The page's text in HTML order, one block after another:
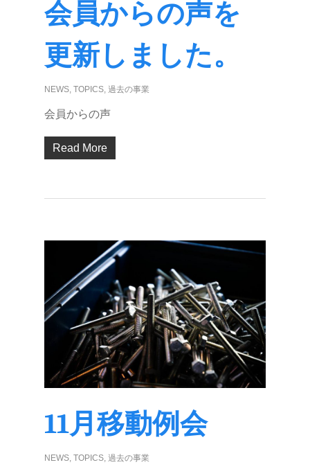
会員からの声を
更新しました。
NEWS, TOPICS, 過去の事業
会員からの声
Read More
11月移動例会
NEWS, TOPICS, 過去の事業